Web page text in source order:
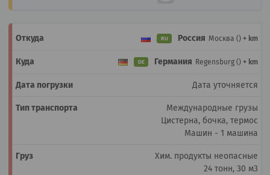
RU Россия Москва () + km
DE Германия Regensburg () + km
Дата уточняется
Международные грузы
Цистерна, бочка, термос
Машин - 1 машина
Хим. продукты неопасные
24 тонн, 30 м3